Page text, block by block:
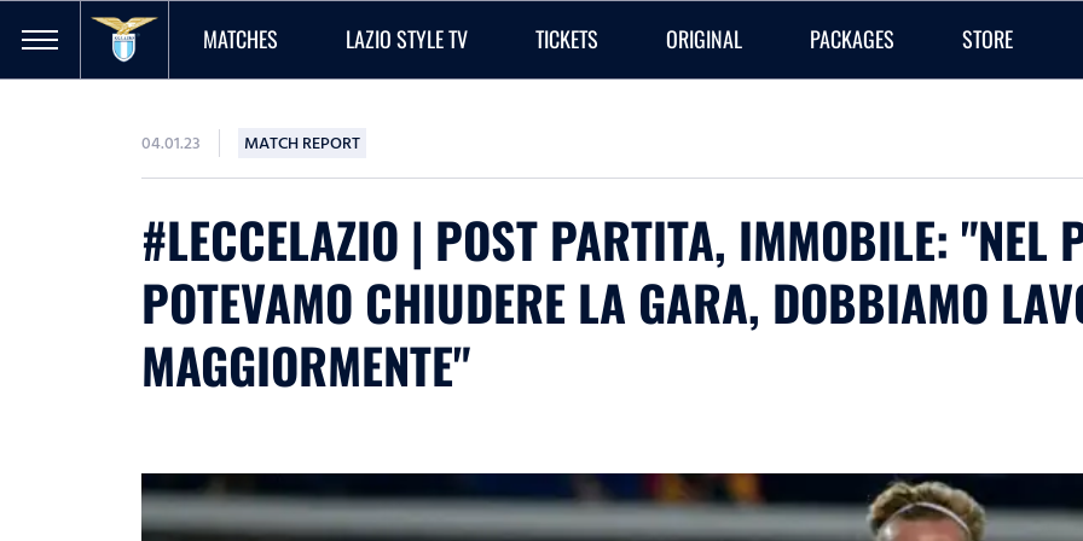
MATCHES LAZIO STYLE TV TICKETS ORIGINAL PACKAGES STORE
04.01.23 MATCH REPORT
#LECCELAZIO | POST PARTITA, IMMOBILE: "NEL
POTEVAMO CHIUDERE LA GARA, DOBBIAMO
MAGGIORMENTE"